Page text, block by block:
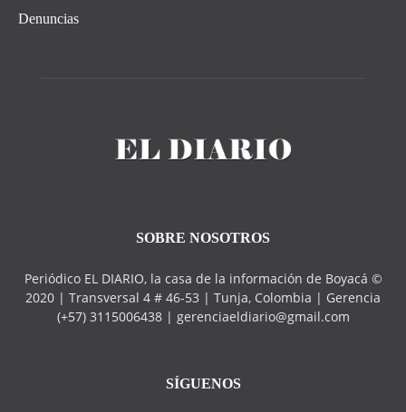
Denuncias
SOBRE NOSOTROS
Periódico EL DIARIO, la casa de la información de Boyacá ©
2020 | Transversal 4 # 46-53 | Tunja, Colombia | Gerencia
(+57) 3115006438 | gerenciaeldiario@gmail.com
SÍGUENOS